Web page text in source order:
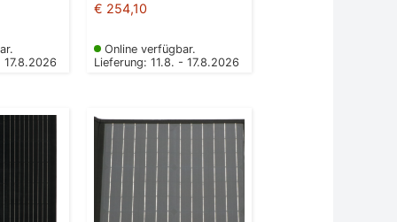
17.8.2026
€ 254,10
Online verfügbar.
Lieferung: 11.8. - 17.8.2026